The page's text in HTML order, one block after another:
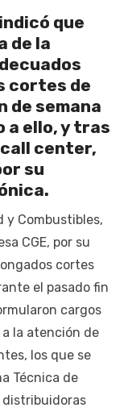
que
de la
cortes de
de semana
a ello, y tras
center,
su
y Combustibles,
CGE, por su
cortes
el pasado fin
cargos
la atención de
los que se
Técnica de
distribuidoras